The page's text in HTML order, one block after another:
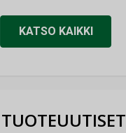
KATSO KAIKKI
TUOTEUUTISET